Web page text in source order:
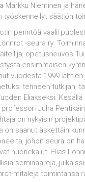
Markku Nieminen ja
työskennellyt säätiön
perintöä vaalii
-seura ry.
opetusneuvos
ensimmäisen
vuodesta 1999
tehneen tutkijan,
Eliakseksi. Kesällä
professori Juha
on nykyisin
on saanut äskettäin
johon seura on
huonekalut. Elias
seminaareja,
mitaleja toimintansa